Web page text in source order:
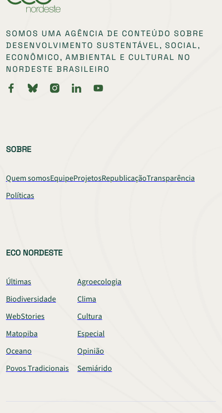
SOMOS UMA AGÊNCIA DE CONTEÚDO SOBRE
DESENVOLVIMENTO SUSTENTÁVEL, SOCIAL,
ECONÔMICO, AMBIENTAL E CULTURAL NO
NORDESTE BRASILEIRO
SOBRE
Quem somosEquipeProjetosRepublicaçãoTransparência
Políticas
ECO NORDESTE
Últimas
Agroecologia
Biodiversidade
Clima
WebStories
Cultura
Matopiba
Especial
Oceano
Opinião
Povos Tradicionais
Semiárido